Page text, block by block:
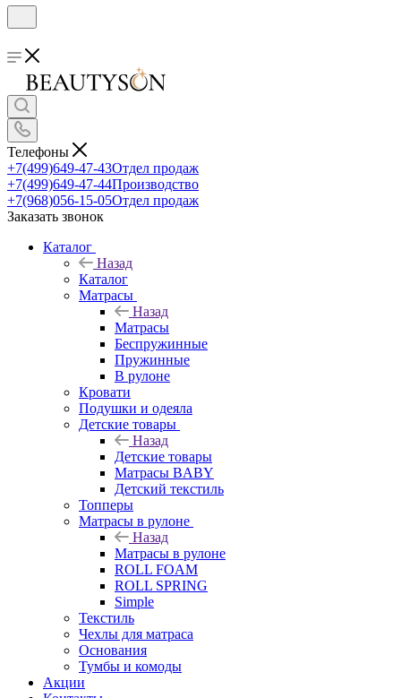
Телефоны
+7(499)649-47-43Отдел продаж
+7(499)649-47-44Производство
+7(968)056-15-05Отдел продаж
Заказать звонок
Каталог
Назад
Каталог
Матрасы
Назад
Матрасы
Беспружинные
Пружинные
В рулоне
Кровати
Подушки и одеяла
Детские товары
Назад
Детские товары
Матрасы BABY
Детский текстиль
Топперы
Матрасы в рулоне
Назад
Матрасы в рулоне
ROLL FOAM
ROLL SPRING
Simple
Текстиль
Чехлы для матраса
Основания
Тумбы и комоды
Акции